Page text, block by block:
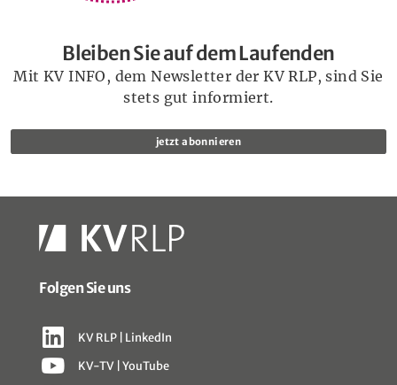
Bleiben Sie auf dem Laufenden
Mit KV INFO, dem Newsletter der KV RLP, sind Sie
stets gut informiert.
jetzt abonnieren
Folgen Sie uns
KV RLP | LinkedIn
KV-TV | YouTube